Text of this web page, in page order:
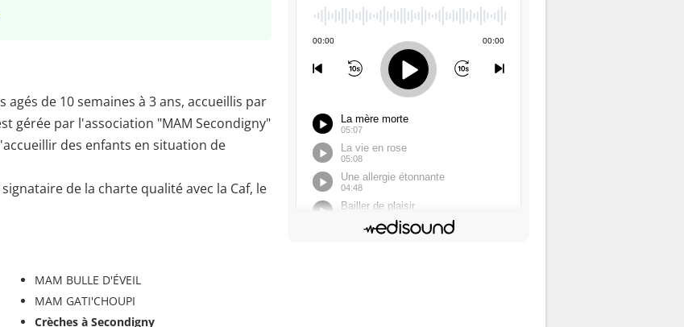
de 10 semaines à 3 ans, accueillis par
gérée par l'association "MAM Secondigny"
des enfants en situation de
de la charte qualité avec la Caf, le
MAM BULLE D'ÉVEIL
MAM GATI'CHOUPI
Crèches à Secondigny